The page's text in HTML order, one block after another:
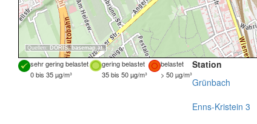
Quellen: DORIS, basemap.at
sehr gering belastet gering belastet
belastet
0 bis 35 µg/m³
35 bis 50 µg/m³ > 50 µg/m³
Station
Grünbach
Enns-Kristein 3